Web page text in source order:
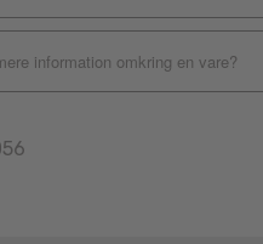
information omkring en vare?